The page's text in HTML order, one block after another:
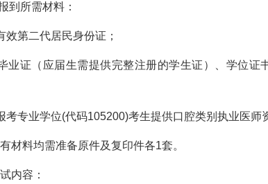
所需材料：
第二代居民身份证；
证（应届生需提供完整注册的学生证）、学位证
业学位(代码105200)考生提供口腔类别执业医师
料均需准备原件及复印件各1套。
容：